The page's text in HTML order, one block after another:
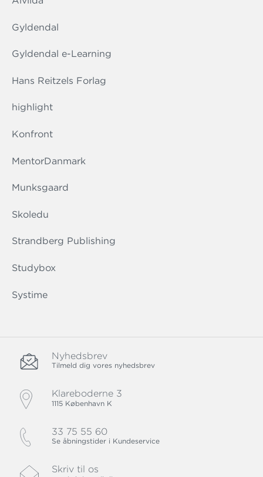
Gyldendal
Gyldendal e-Learning
Hans Reitzels Forlag
highlight
Konfront
MentorDanmark
Munksgaard
Skoledu
Strandberg Publishing
Studybox
Systime
Nyhedsbrev
Tilmeld dig vores nyhedsbrev
Klareboderne 3
1115 København K
33 75 55 60
Se åbningstider i Kundeservice
Skriv til os